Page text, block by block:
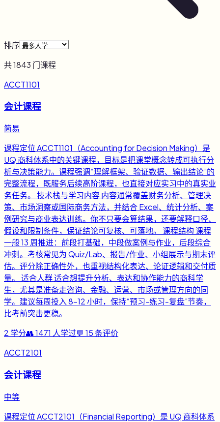
排序
共1843 门课程
ACCT1101
会计课程
简易
课程定位 ACCT1101（Accounting for Decision Making）是
UQ 商科体系中的关键课程，目标是把课堂概念转成可执行分
析与决策能力。课程强调“理解框架、验证数据、输出结论”的
完整流程，既服务后续高阶课程，也直接对应实习中的真实业
务任务。 技术栈与学习内容 内容通常覆盖财务分析、管理决
策、市场洞察或国际商务方法，并结合 Excel、统计分析、案
例研究与商业表达训练。你不只要会算结果，还要解释口径、
假设和限制条件，保证结论可复核、可落地。 课程结构 课程
一般 13 周推进：前段打基础，中段做案例与作业，后段综合
冲刺。考核常见为 Quiz/Lab、报告/作业、小组展示与期末评
估。评分除正确性外，也重视结构化表达、论证逻辑和交付质
量。 适合人群 适合想提升分析、表达和协作能力的商科学
生，尤其是准备走咨询、金融、运营、市场或管理方向的同
学。建议每周投入 8-12 小时，保持“预习-练习-复盘”节奏，
比考前突击更稳。
2 学分👥1471 人学过💬 15条评价
ACCT2101
会计课程
中等
课程定位 ACCT2101（Financial Reporting）是 UQ 商科体系